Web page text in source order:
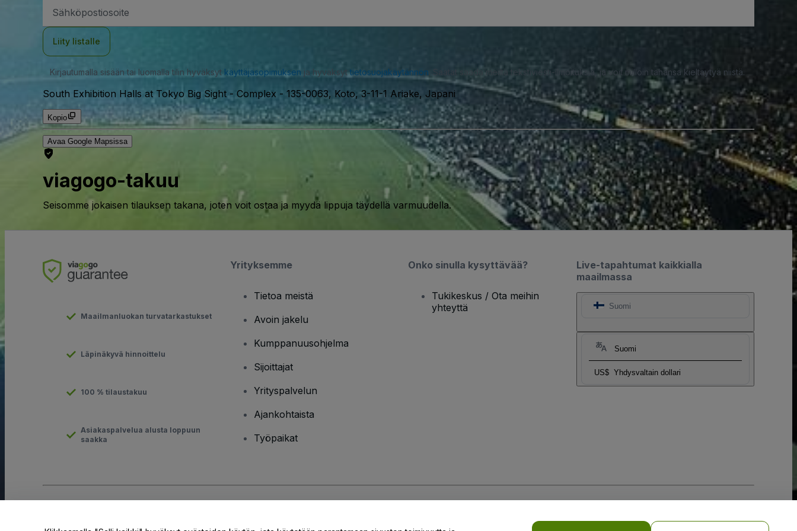
Liity listalle
Kirjautumalla sisään tai luomalla tilin hyväksyt käyttäjäsopimuksen ja hyväksyttietosuojakäytännön . Saatat saada meiltä tekstiviesti-ilmoituksia, ja voit milloin tahansa kieltäytyä niistä.
South Exhibition Halls at Tokyo Big Sight - Complex - 135-0063, Koto, 3-11-1 Ariake, Japani
Kopio
Avaa Google Mapsissa
viagogo-takuu
Seisomme jokaisen tilauksen takana, joten voit ostaa ja myydä lippuja täydellä varmuudella.
Live-tapahtumat kaikkialla
maailmassa
Suomi
Suomi
US$ Yhdysvaltain dollari
Maailmanluokan turvatarkastukset
Läpinäkyvä hinnoittelu
100 % tilaustakuu
Asiakaspalvelua alusta loppuun
saakka
Yrityksemme
Tietoa meistä
Avoin jakelu
Kumppanuusohjelma
Sijoittajat
Yrityspalvelun
Ajankohtaista
Työpaikat
Onko sinulla kysyttävää?
Tukikeskus / Ota meihin
yhteyttä